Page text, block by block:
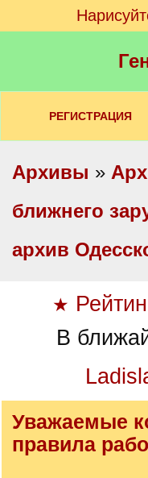
РЕГИСТРАЦИЯ
Архивы »
ближнего
архив
★
В
Уважаемые
правила